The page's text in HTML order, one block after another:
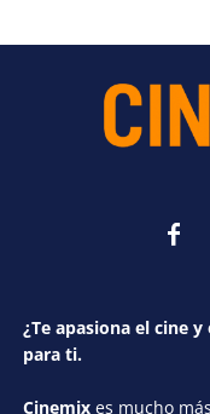
¿Te apasiona el cine
para ti.
Cinemix es mucho